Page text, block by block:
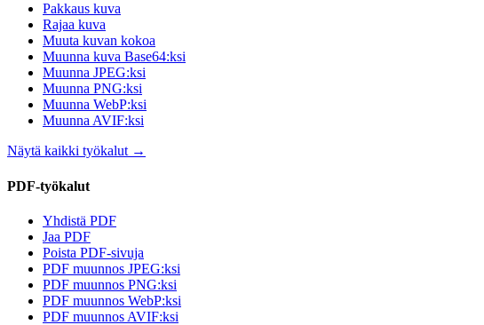
Pakkaus kuva
Rajaa kuva
Muuta kuvan kokoa
Muunna kuva Base64:ksi
Muunna JPEG:ksi
Muunna PNG:ksi
Muunna WebP:ksi
Muunna AVIF:ksi
Näytä kaikki työkalut→
PDF-työkalut
Yhdistä PDF
Jaa PDF
Poista PDF-sivuja
PDF muunnos JPEG:ksi
PDF muunnos PNG:ksi
PDF muunnos WebP:ksi
PDF muunnos AVIF:ksi